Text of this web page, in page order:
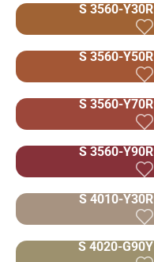
S 3560-Y30R
S 3560-Y50R
S 3560-Y70R
S 3560-Y90R
S 4010-Y30R
S 4020-G90Y